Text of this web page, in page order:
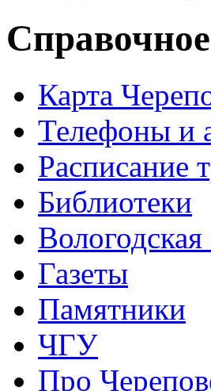
Справочное
Карта
Телефоны и
Расписание
Библиотеки
Газеты
Памятники
ЧГУ
Про